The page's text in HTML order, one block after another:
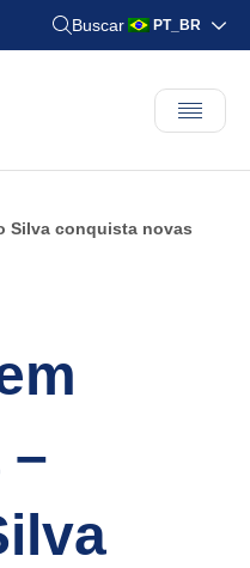
Buscar PT_BR
Silva conquista novas
–